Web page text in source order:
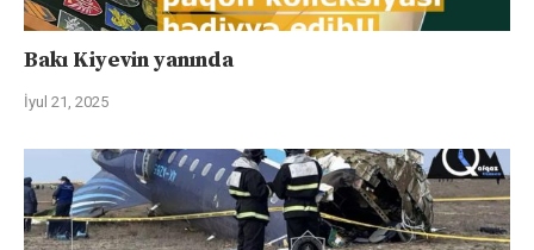
Bakı Kiyevin yanında
İyul 21, 2025